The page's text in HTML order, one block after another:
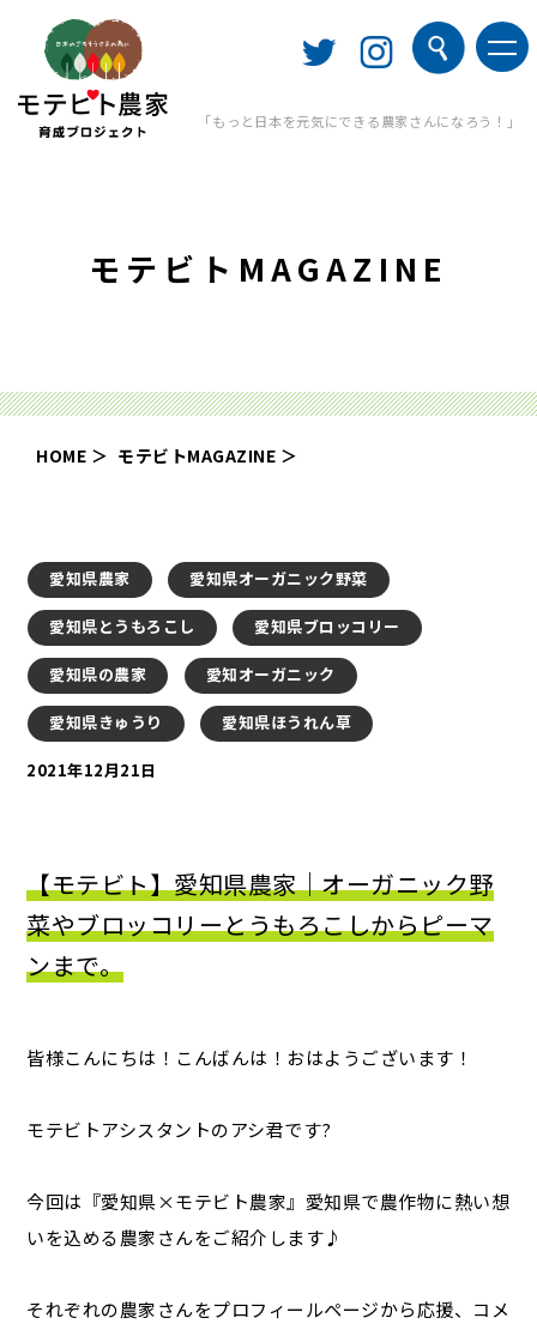
「もっと日本を元気にできる農家さんになろう！」
モテビトMAGAZINE
HOME モテビトMAGAZINE
愛知県農家 愛知県オーガニック野菜
愛知県とうもろこし 愛知県ブロッコリー
愛知県の農家 愛知オーガニック
愛知県きゅうり 愛知県ほうれん草
2021年12月21日
【モテビト】愛知県農家｜オーガニック野
菜やブロッコリーとうもろこしからピーマ
ンまで。
皆様こんにちは！こんばんは！おはようございます！
モテビトアシスタントのアシ君です?
今回は『愛知県×モテビト農家』愛知県で農作物に熱い想
いを込める農家さんをご紹介します♪
それぞれの農家さんをプロフィールページから応援、コメ